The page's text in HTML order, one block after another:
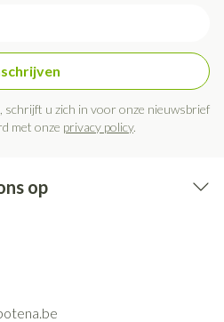
u zich in voor onze nieuwsbrief
met onze privacy policy.
op